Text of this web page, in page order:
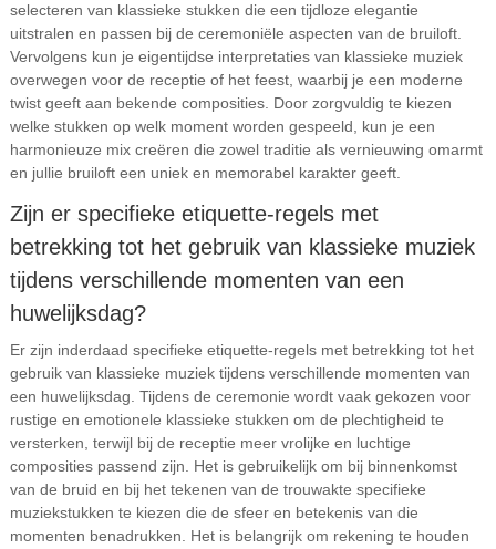
selecteren van klassieke stukken die een tijdloze elegantie
uitstralen en passen bij de ceremoniële aspecten van de bruiloft.
Vervolgens kun je eigentijdse interpretaties van klassieke muziek
overwegen voor de receptie of het feest, waarbij je een moderne
twist geeft aan bekende composities. Door zorgvuldig te kiezen
welke stukken op welk moment worden gespeeld, kun je een
harmonieuze mix creëren die zowel traditie als vernieuwing omarmt
en jullie bruiloft een uniek en memorabel karakter geeft.
Zijn er specifieke etiquette-regels met
betrekking tot het gebruik van klassieke muziek
tijdens verschillende momenten van een
huwelijksdag?
Er zijn inderdaad specifieke etiquette-regels met betrekking tot het
gebruik van klassieke muziek tijdens verschillende momenten van
een huwelijksdag. Tijdens de ceremonie wordt vaak gekozen voor
rustige en emotionele klassieke stukken om de plechtigheid te
versterken, terwijl bij de receptie meer vrolijke en luchtige
composities passend zijn. Het is gebruikelijk om bij binnenkomst
van de bruid en bij het tekenen van de trouwakte specifieke
muziekstukken te kiezen die de sfeer en betekenis van die
momenten benadrukken. Het is belangrijk om rekening te houden